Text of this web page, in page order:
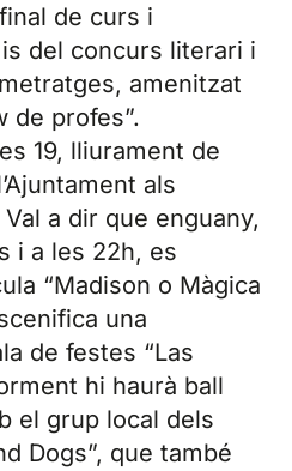
de curs i
del concurs literari i
amenitzat
de profes”.
19, lliurament de
als
a dir que enguany,
i a les 22h, es
“Madison o Màgica
una
de festes “Las
hi haurà ball
el grup local dels
Dogs”, que també